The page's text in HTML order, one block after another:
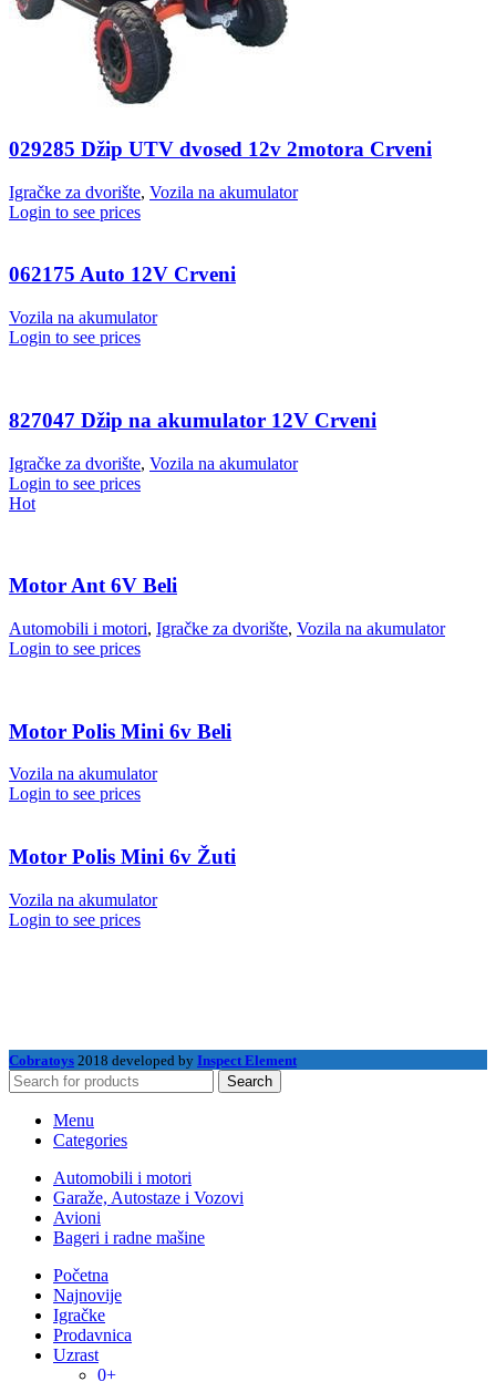
029285 Džip UTV dvosed 12v 2motora Crveni
Igračke za dvorište, Vozila na akumulator
Login to see prices
062175 Auto 12V Crveni
Vozila na akumulator
Login to see prices
827047 Džip na akumulator 12V Crveni
Igračke za dvorište, Vozila na akumulator
Login to see prices
Hot
Motor Ant 6V Beli
Automobili i motori, Igračke za dvorište, Vozila na akumulator
Login to see prices
Motor Polis Mini 6v Beli
Vozila na akumulator
Login to see prices
Motor Polis Mini 6v Žuti
Vozila na akumulator
Login to see prices
Cobratoys 2018 developed by Inspect Element
Search
Menu
Categories
Automobili i motori
Garaže, Autostaze i Vozovi
Avioni
Bageri i radne mašine
Početna
Najnovije
Igračke
Prodavnica
Uzrast
0+